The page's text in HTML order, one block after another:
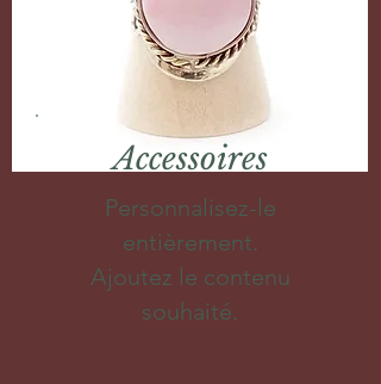
Accessoires
Personnalisez-le
entièrement.
Ajoutez le contenu
souhaité.